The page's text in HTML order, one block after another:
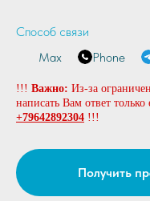
Способ связи
Max
Phone
!!! Важно: Из-за
написать Вам ответ
+79642892304 !!!
Получить